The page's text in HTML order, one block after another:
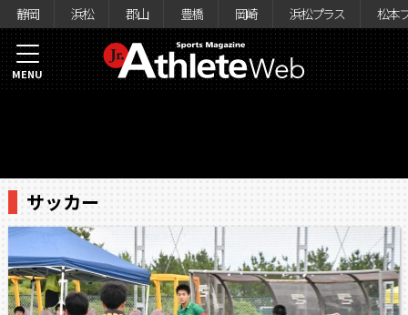
静岡 浜松 郡山 豊橋 岡崎 浜松プラス 松本
MENU
サッカー